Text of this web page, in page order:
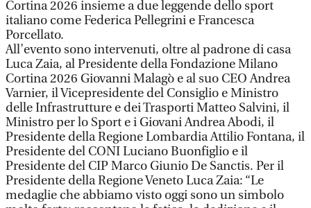
Cortina 2026 insieme a due leggende dello sport
italiano come Federica Pellegrini e Francesca
Porcellato.
All’evento sono intervenuti, oltre al padrone di casa
Luca Zaia, al Presidente della Fondazione Milano
Cortina 2026 Giovanni Malagò e al suo CEO Andrea
Varnier, il Vicepresidente del Consiglio e Ministro
delle Infrastrutture e dei Trasporti Matteo Salvini, il
Ministro per lo Sport e i Giovani Andrea Abodi, il
Presidente della Regione Lombardia Attilio Fontana, il
Presidente del CONI Luciano Buonfiglio e il
Presidente del CIP Marco Giunio De Sanctis. Per il
Presidente della Regione Veneto Luca Zaia: “Le
medaglie che abbiamo visto oggi sono un simbolo